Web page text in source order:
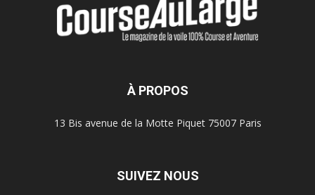
À PROPOS
13 Bis avenue de la Motte Piquet 75007 Paris
SUIVEZ NOUS